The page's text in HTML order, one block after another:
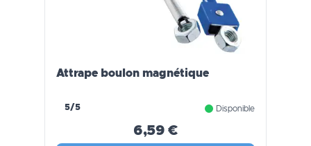
Attrape boulon magnétique
5/5 Disponible
6,59 €